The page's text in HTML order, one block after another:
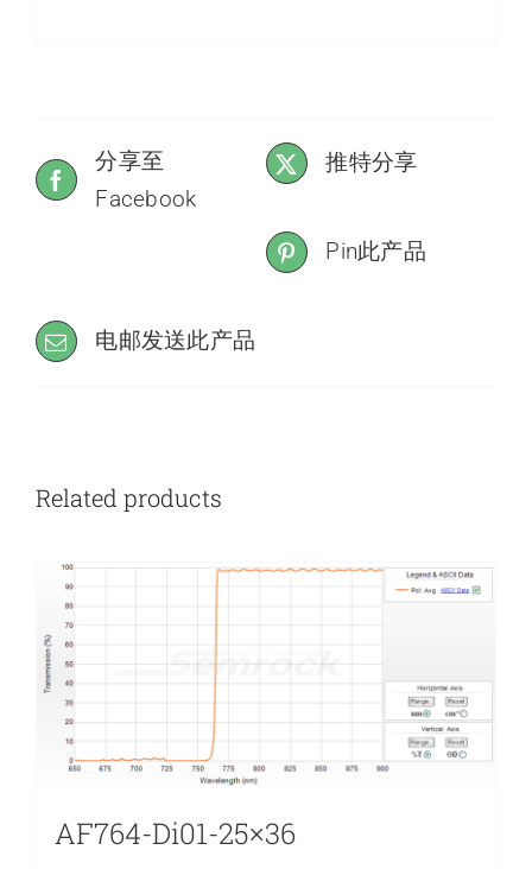
分享至
Facebook
推特分享
Pin此产品
电邮发送此产品
Related products
AF764-Di01-25×36